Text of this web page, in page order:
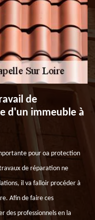
de
d'un immeuble à
pour oa protection
de réparation ne
il va falloir procéder à
Afin de faire ces
des professionnels en la